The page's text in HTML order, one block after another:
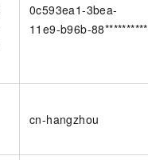
0c593ea1-3bea-
11e9-b96b-88**********
cn-hangzhou